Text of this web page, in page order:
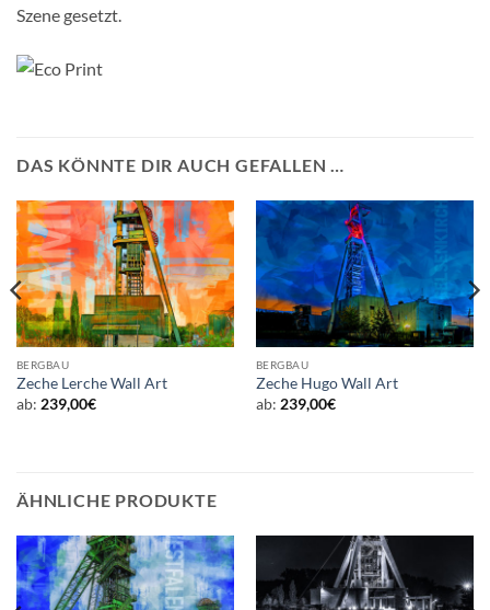
Szene gesetzt.
DAS KÖNNTE DIR AUCH GEFALLEN …
BERGBAU
Zeche Lerche Wall Art
ab: 239,00€
BERGBAU
Zeche Hugo Wall Art
ab: 239,00€
ÄHNLICHE PRODUKTE